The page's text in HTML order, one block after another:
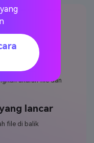
baik dan jarang
ukuran file dan
lancar
file di balik